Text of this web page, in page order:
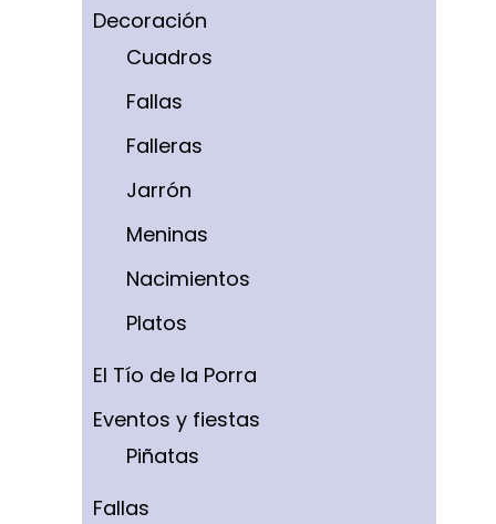
Decoración
Cuadros
Fallas
Falleras
Jarrón
Meninas
Nacimientos
Platos
El Tío de la Porra
Eventos y fiestas
Piñatas
Fallas